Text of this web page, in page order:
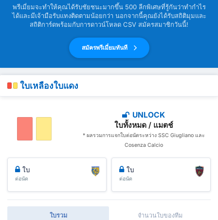
พรีเมี่ยมจะทำให้คุณได้รับชัยชนะมากขึ้น 500 ลีกพิเศษที่รู้กันว่าทำกำไร
ได้และมีเจ้ามือรับแทงติดตามน้อยกว่า นอกจากนี้คุณยังได้รับสถิติมุมและ
สถิติการ์ดพร้อมกับการดาวน์โหลด CSV สมัครสมาชิกวันนี้!
สมัครพรีเมี่ยมทันที
ใบเหลืองใบแดง
UNLOCK
ใบทั้งหมด / แมตช์
* ผลรวมการแจกใบต่อนัดระหว่าง SSC Giugliano และ
Cosenza Calcio
ใบ
ต่อนัด
ใบ
ต่อนัด
ใบรวม จำนวนใบของทีม